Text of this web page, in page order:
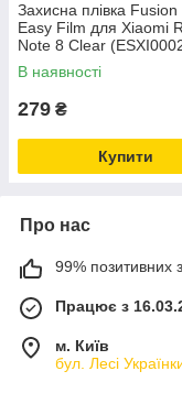
Захисна плівка
Easy Film для Xiaomi
Note 8 Clear
В наявності
279 ₴
Купити
Про нас
99% позитивних з
Працює з
м. Київ
бул. Лесі